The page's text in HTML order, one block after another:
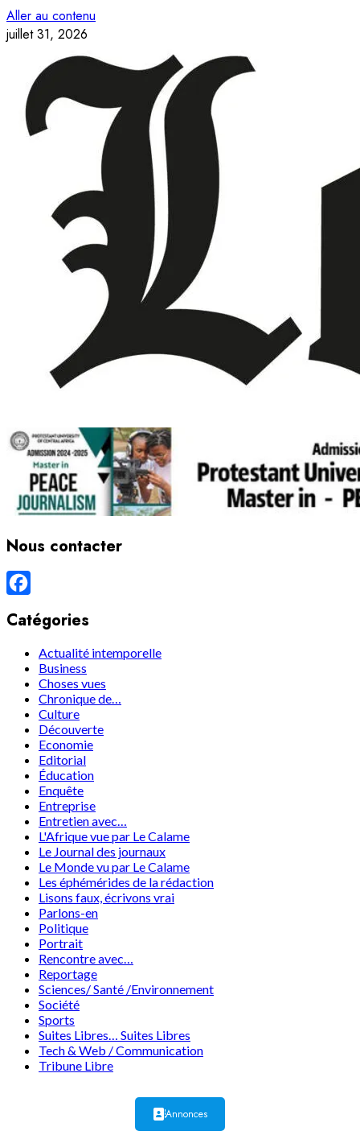
Aller au contenu
juillet 31, 2026
Nous contacter
Catégories
Actualité intemporelle
Business
Choses vues
Chronique de…
Culture
Découverte
Economie
Editorial
Éducation
Enquête
Entreprise
Entretien avec…
L'Afrique vue par Le Calame
Le Journal des journaux
Le Monde vu par Le Calame
Les éphémérides de la rédaction
Lisons faux, écrivons vrai
Parlons-en
Politique
Portrait
Rencontre avec…
Reportage
Sciences/ Santé /Environnement
Société
Sports
Suites Libres… Suites Libres
Tech & Web / Communication
Tribune Libre
Annonces